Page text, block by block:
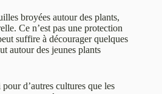
broyées autour des plants,
Ce n’est pas une protection
suffire à décourager quelques
autour des jeunes plants
d’autres cultures que les